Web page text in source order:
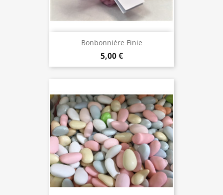
Bonbonnière Finie
5,00 €